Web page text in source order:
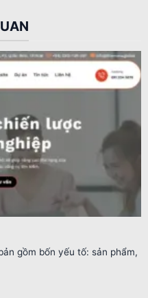
gồm bốn yếu tố: sản phẩm,